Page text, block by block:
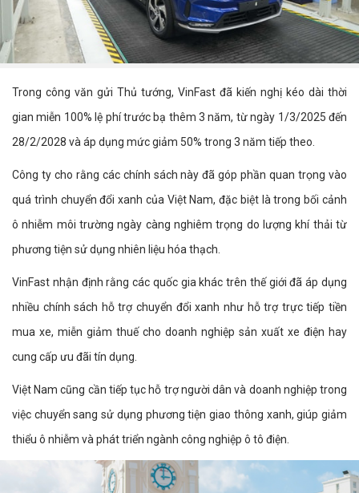
Trong công văn gửi Thủ tướng, VinFast đã kiến nghị kéo dài thời
gian miễn 100% lệ phí trước bạ thêm 3 năm, từ ngày 1/3/2025 đến
28/2/2028 và áp dụng mức giảm 50% trong 3 năm tiếp theo.
Công ty cho rằng các chính sách này đã góp phần quan trọng vào
quá trình chuyển đổi xanh của Việt Nam, đặc biệt là trong bối cảnh
ô nhiễm môi trường ngày càng nghiêm trọng do lượng khí thải từ
phương tiện sử dụng nhiên liệu hóa thạch.
VinFast nhận định rằng các quốc gia khác trên thế giới đã áp dụng
nhiều chính sách hỗ trợ chuyển đổi xanh như hỗ trợ trực tiếp tiền
mua xe, miễn giảm thuế cho doanh nghiệp sản xuất xe điện hay
cung cấp ưu đãi tín dụng.
Việt Nam cũng cần tiếp tục hỗ trợ người dân và doanh nghiệp trong
việc chuyển sang sử dụng phương tiện giao thông xanh, giúp giảm
thiểu ô nhiễm và phát triển ngành công nghiệp ô tô điện.